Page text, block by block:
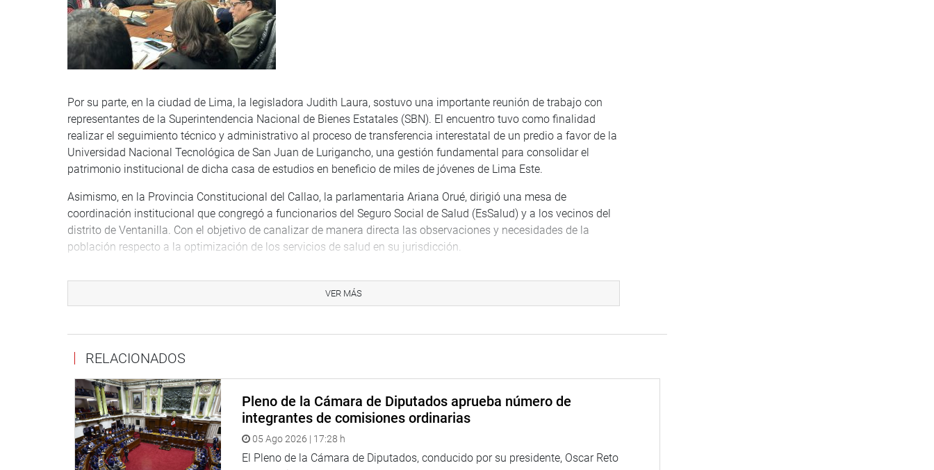
Por su parte, en la ciudad de Lima, la legisladora Judith Laura, sostuvo una importante reunión de trabajo con
representantes de la Superintendencia Nacional de Bienes Estatales (SBN). El encuentro tuvo como finalidad
realizar el seguimiento técnico y administrativo al proceso de transferencia interestatal de un predio a favor de la
Universidad Nacional Tecnológica de San Juan de Lurigancho, una gestión fundamental para consolidar el
patrimonio institucional de dicha casa de estudios en beneficio de miles de jóvenes de Lima Este.
Asimismo, en la Provincia Constitucional del Callao, la parlamentaria Ariana Orué, dirigió una mesa de
coordinación institucional que congregó a funcionarios del Seguro Social de Salud (EsSalud) y a los vecinos del
distrito de Ventanilla. Con el objetivo de canalizar de manera directa las observaciones y necesidades de la
población respecto a la optimización de los servicios de salud en su jurisdicción.
Finalmente, el legislador Edgar Tello Montes, se trasladó a la región Arequipa, donde sostuvo un encuentro con
los gremios de maestros cesantes y jubilados. Durante la jornada, el parlamentario escuchó las demandas del
sector y ratificó su respaldo para impulsar la reglamentación que garantice una pensión digna para el magisterio
VER MÁS
RELACIONADOS
Pleno de la Cámara de Diputados aprueba número de
integrantes de comisiones ordinarias
05 Ago 2026 | 17:28 h
El Pleno de la Cámara de Diputados, conducido por su presidente, Oscar Reto